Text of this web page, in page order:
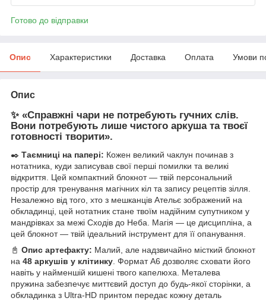
Готово до відправки
Опис Характеристики Доставка Оплата Умови
Опис
✨ «Справжні чари не потребують гучних слів.
Вони потребують лише чистого аркуша та твоєї
готовності творити».
✒️ Таємниці на папері: Кожен великий чаклун починав з
нотатника, куди записував свої перші помилки та великі
відкриття. Цей компактний блокнот — твій персональний
простір для тренування магічних кіл та запису рецептів зілля.
Незалежно від того, хто з мешканців Ательє зображений на
обкладинці, цей нотатник стане твоїм надійним супутником у
мандрівках за межі Сходів до Неба. Магія — це дисципліна, а
цей блокнот — твій ідеальний інструмент для її опанування.
📓 Опис артефакту: Малий, але надзвичайно місткий блокнот
на 48 аркушів у клітинку . Формат А6 дозволяє сховати його
навіть у найменшій кишені твого капелюха. Металева
пружина забезпечує миттєвий доступ до будь-якої сторінки, а
обкладинка з Ultra-HD принтом передає кожну деталь